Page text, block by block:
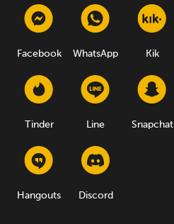
Facebook WhatsApp Kik
Tinder Line Snapchat
Hangouts Discord